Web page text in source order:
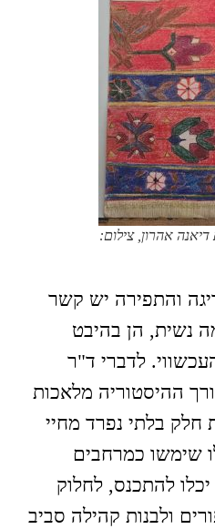
אהרון, צילום:
והתפירה יש קשר
נשית, הן בהיבט
לדברי ד"ר
ההיסטוריה מלאכות
חלק בלתי נפרד מחיי
שימשו כמרחבים
להתכנס, לחלוק
ולבנות קהילה סביב